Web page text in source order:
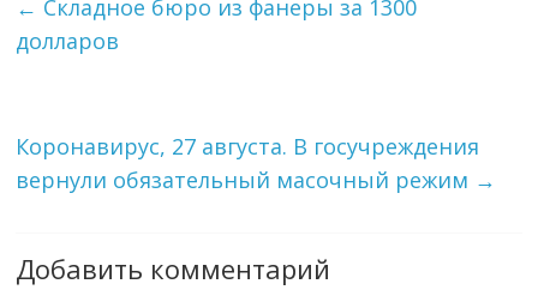
← Складное бюро из фанеры за 1300
долларов
Коронавирус, 27 августа. В госучреждения
вернули обязательный масочный режим →
Добавить комментарий